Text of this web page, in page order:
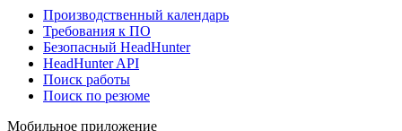
Производственный календарь
Требования к ПО
Безопасный HeadHunter
HeadHunter API
Поиск работы
Поиск по резюме
Мобильное приложение